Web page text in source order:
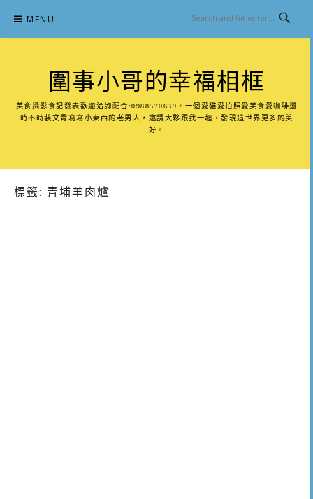
content
MENU
圍事小哥的幸福相框
美食攝影食記發表歡迎洽詢配合:0988570639。一個愛貓愛拍照愛美食愛咖啡還
時不時裝文青寫寫小東西的老男人，邀請大夥跟我一起，發現這世界更多的美
好。
標籤: 青埔羊肉爐